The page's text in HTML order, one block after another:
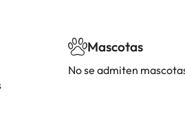
Mascotas
No se admiten